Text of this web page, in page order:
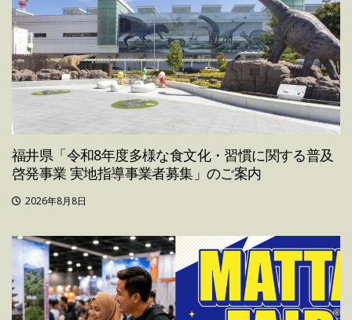
福井県「令和8年度多様な食文化・習慣に関する普及
啓発事業 実地指導事業者募集」のご案内
2026年8月8日